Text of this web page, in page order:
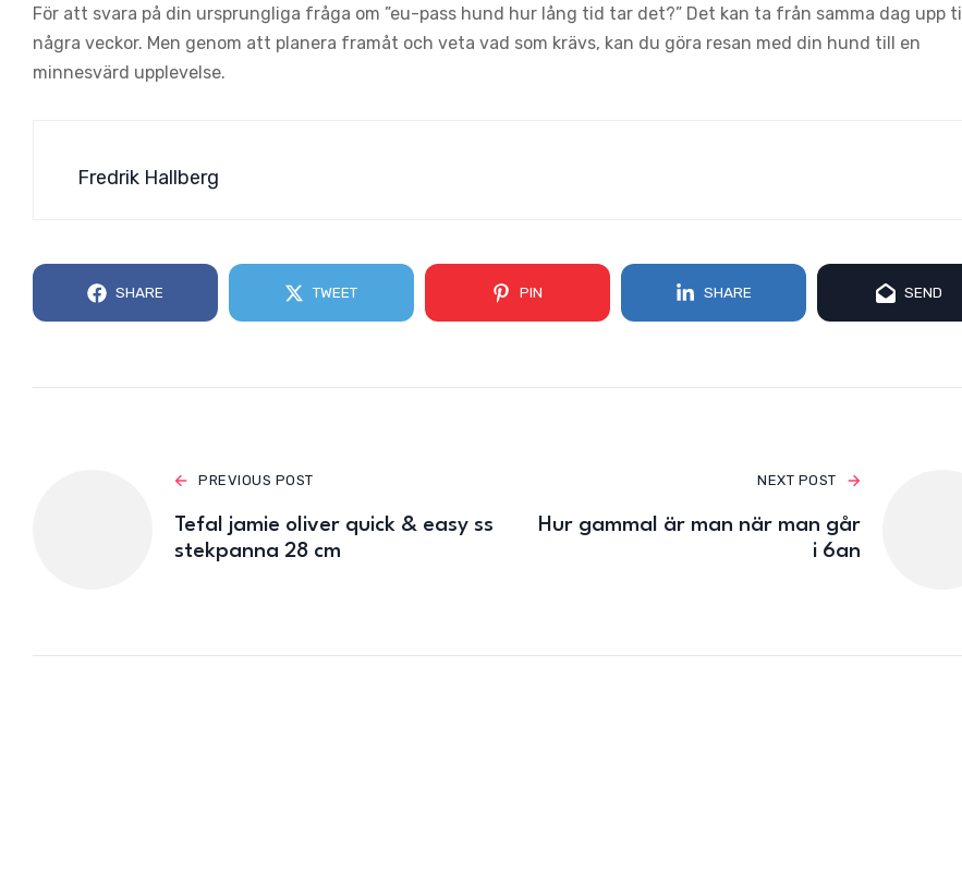
För att svara på din ursprungliga fråga om ”eu-pass hund hur lång tid tar det?” Det kan ta från samma dag upp till
några veckor. Men genom att planera framåt och veta vad som krävs, kan du göra resan med din hund till en
minnesvärd upplevelse.
Fredrik Hallberg
SHARE TWEET PIN SHARE SEND
PREVIOUS POST
Tefal jamie oliver quick & easy ss
stekpanna 28 cm
NEXT POST
Hur gammal är man när man går
i 6an